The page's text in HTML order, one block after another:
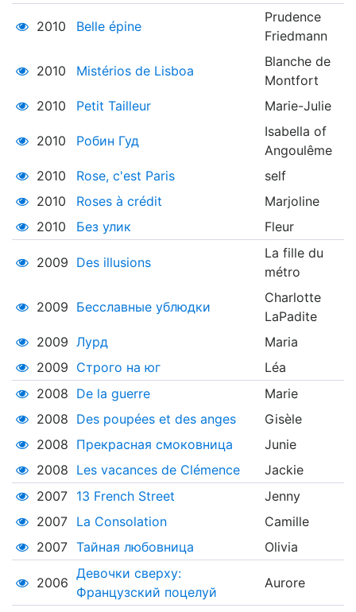
2010 Belle épine
Prudence
Friedmann
2010 Mistérios de Lisboa
Blanche de
Montfort
2010
Petit Tailleur Marie-Julie
2010 Робин Гуд
Isabella of
Angoulême
2010
Rose, c'est Paris
self
2010
Roses à crédit
Marjoline
2010
Без улик Fleur
2009 Des illusions
La fille du
métro
2009 Бесславные ублюдки
Charlotte
LaPadite
2009 Лурд
Maria
2009 Строго на юг
Léa
2008 De la guerre
Marie
2008 Des poupées et des anges
Gisèle
2008 Прекрасная смоковница
Junie
2008 Les vacances de Clémence
Jackie
2007
13 French Street
Jenny
2007
La Consolation
Camille
2007 Тайная любовница Olivia
2006
Девочки сверху:
Французский поцелуй
Aurore